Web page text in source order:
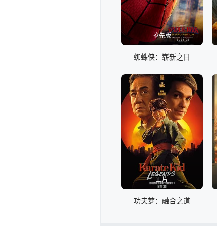
抢先版
蜘蛛侠：崭新之日
正片
功夫梦：融合之道